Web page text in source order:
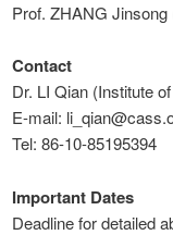
Prof. ZHANG
Contact
Dr. LI Qian (Institute
E-mail:
Tel: 86-10-85195394
Important Dates
Deadline for detailed